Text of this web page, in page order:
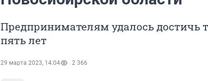
Предпринимателям удалось достичь
пять лет
29 марта 2023, 14:04 2 366